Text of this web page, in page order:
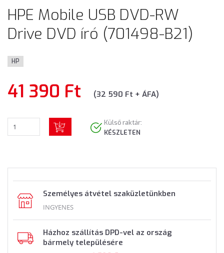
HPE Mobile USB DVD-RW
Drive DVD író (701498-B21)
HP
41 390 Ft (32 590 Ft + ÁFA)
Külső raktár:
KÉSZLETEN
Személyes átvétel szaküzletünkben
INGYENES
Házhoz szállítás DPD-vel az ország
bármely településére